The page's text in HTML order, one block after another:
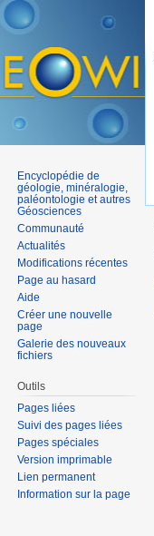
Encyclopédie de
géologie, minéralogie,
paléontologie et autres
Géosciences
Communauté
Actualités
Modifications récentes
Page au hasard
Aide
Créer une nouvelle
page
Galerie des nouveaux
fichiers
Outils
Pages liées
Suivi des pages liées
Pages spéciales
Version imprimable
Lien permanent
Information sur la page